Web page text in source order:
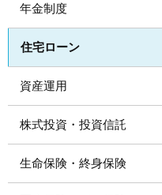
年金制度
住宅ローン
資産運用
株式投資・投資信託
生命保険・終身保険